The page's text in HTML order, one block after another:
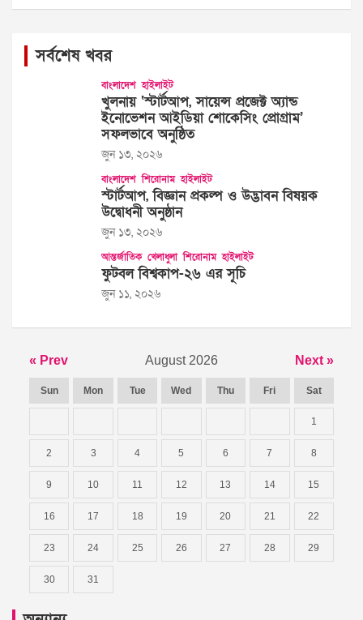
সর্বশেষ খবর
বাংলাদেশ হাইলাইট
খুলনায় ‘স্টার্টআপ, সায়েন্স প্রজেক্ট অ্যান্ড
ইনোভেশন আইডিয়া শোকেসিং প্রোগ্রাম’
সফলভাবে অনুষ্ঠিত
জুন ১৩, ২০২৬
বাংলাদেশ শিরোনাম হাইলাইট
স্টার্টআপ, বিজ্ঞান প্রকল্প ও উদ্ভাবন বিষয়ক
উদ্বোধনী অনুষ্ঠান
জুন ১৩, ২০২৬
আন্তর্জাতিক খেলাধুলা শিরোনাম হাইলাইট
ফুটবল বিশ্বকাপ-২৬ এর সূচি
জুন ১১, ২০২৬
« Prev August 2026 Next »
Sun Mon Tue Wed Thu Fri Sat
1
2 3 4 5 6 7 8
9 10 11 12 13 14 15
16 17 18 19 20 21 22
23 24 25 26 27 28 29
30 31